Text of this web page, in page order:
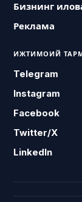
Бизнинг
Реклама
ИЖТИМОИЙ
Telegram
Instagram
Facebook
Twitter/X
LinkedIn